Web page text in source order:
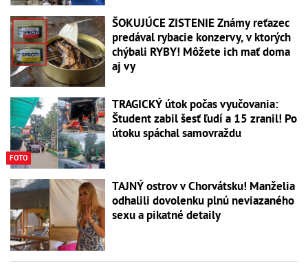
ŠOKUJÚCE ZISTENIE Známy reťazec
predával rybacie konzervy, v ktorých
chýbali RYBY! Môžete ich mať doma
aj vy
FOTO
TRAGICKÝ útok počas vyučovania:
Študent zabil šesť ľudí a 15 zranil! Po
útoku spáchal samovraždu
TAJNÝ ostrov v Chorvátsku! Manželia
odhalili dovolenku plnú neviazaného
sexu a pikatné detaily